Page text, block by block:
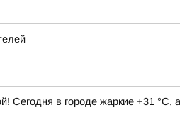
Сегодня в городе жаркие +31 °C,